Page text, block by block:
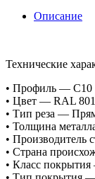
Описание
Технические
• Профиль — С10
• Цвет — RAL
• Тип реза —
• Толщина
• Производитель
• Страна
• Класс